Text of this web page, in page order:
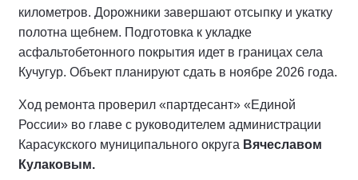
километров. Дорожники завершают отсыпку и укатку
полотна щебнем. Подготовка к укладке
асфальтобетонного покрытия идет в границах села
Кучугур. Объект планируют сдать в ноябре 2026 года.
Ход ремонта проверил «партдесант» «Единой
России» во главе с руководителем администрации
Карасукского муниципального округа Вячеславом
Кулаковым.